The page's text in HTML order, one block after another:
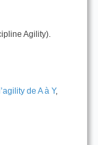
Agility).
de A à Y,